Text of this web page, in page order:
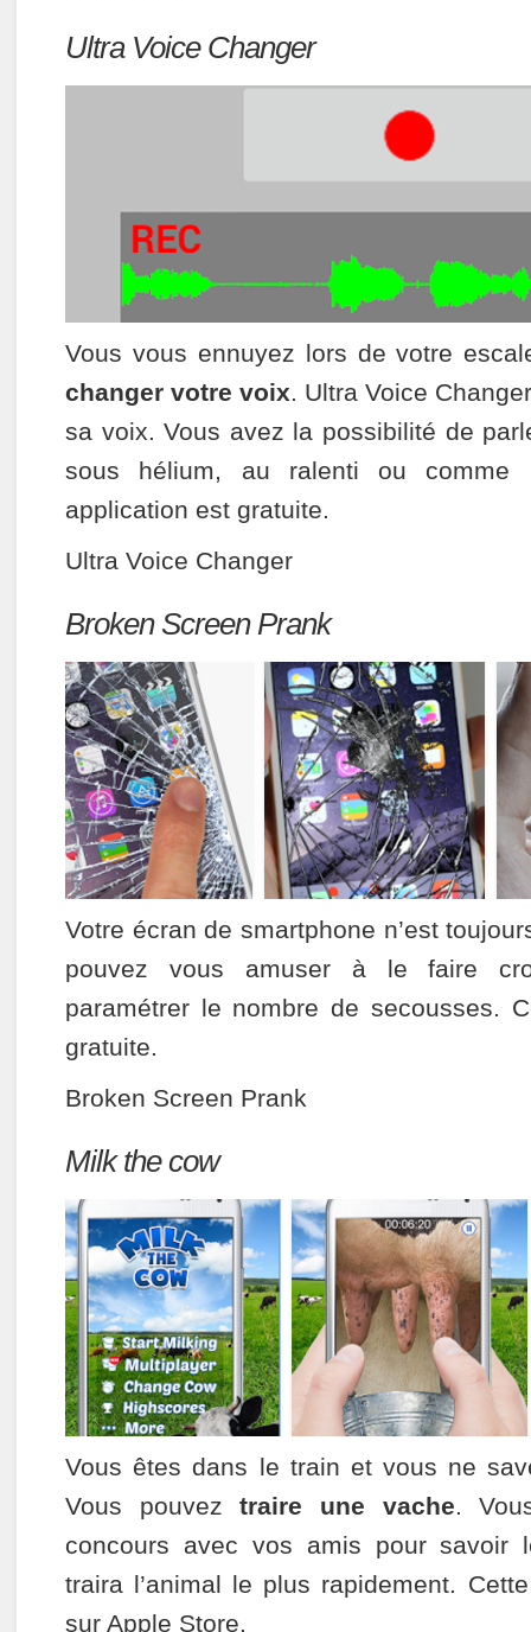
Ultra Voice Changer
Vous vous ennuyez lors de votre
changer votre voix. Ultra Voice
sa voix. Vous avez la possibilité de
sous hélium, au ralenti ou comme
application est gratuite.
Ultra Voice Changer
Broken Screen Prank
Votre écran de smartphone n’est
pouvez vous amuser à le faire
paramétrer le nombre de secousses.
gratuite.
Broken Screen Prank
Milk the cow
Vous êtes dans le train et vous ne
Vous pouveztraire une vache.
concours avec vos amis pour savoir
traira l’animal le plus rapidement.
sur Apple Store.